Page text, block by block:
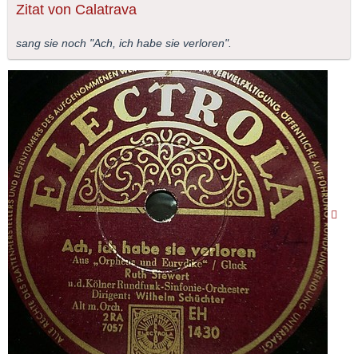
Zitat von Calatrava
sang sie noch "Ach, ich habe sie verloren".